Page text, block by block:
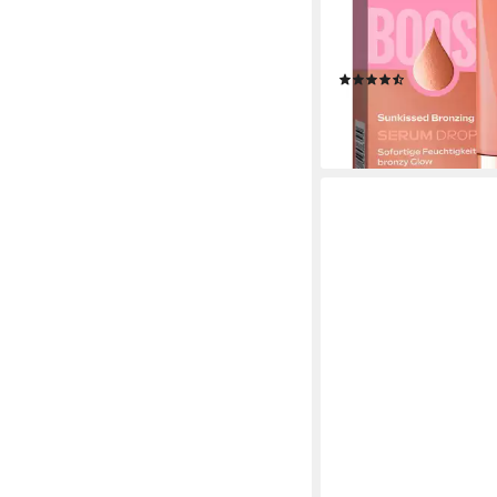
BRONZING SERUM
einen
Feuchtigkeit – ganz
(4)
(398,33 €/ 1 l)
lieferbar - in 2-3